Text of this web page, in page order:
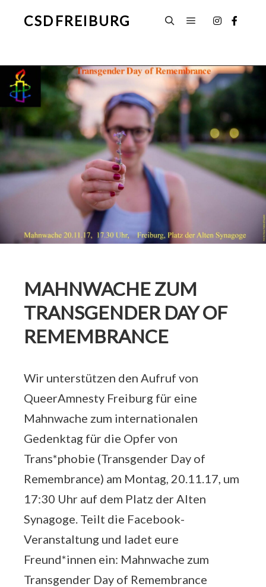
CSD FREIBURG
MAHNWACHE ZUM
TRANSGENDER DAY OF
REMEMBRANCE
Wir unterstützen den Aufruf von
QueerAmnesty Freiburg für eine
Mahnwache zum internationalen
Gedenktag für die Opfer von
Trans*phobie (Transgender Day of
Remembrance) am Montag, 20.11.17, um
17:30 Uhr auf dem Platz der Alten
Synagoge. Teilt die Facebook-
Veranstaltung und ladet eure
Freund*innen ein: Mahnwache zum
Transgender Day of Remembrance